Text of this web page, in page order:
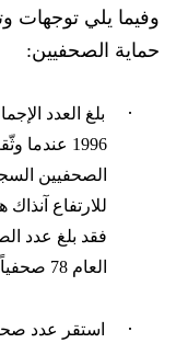
وفيما يلي توجهات
حماية الصحفيين:
·
بلغ العدد
1996
للارتفاع آنذاك
فقد بلغ عدد
العام 78 صحفياً.
·